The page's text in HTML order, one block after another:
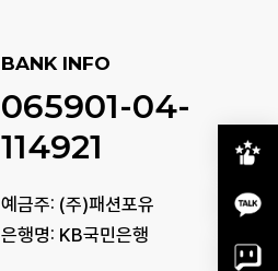
BANK INFO
065901-04-
114921
예금주: (주)패션포유
은행명: KB국민은행